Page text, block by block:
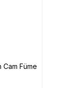
Füme